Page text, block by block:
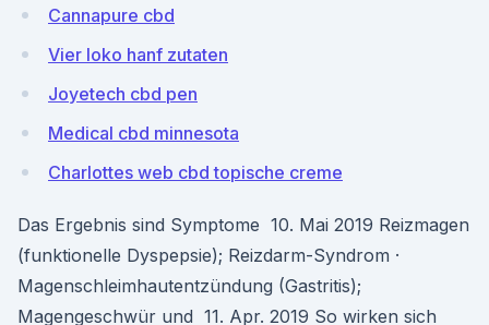
Cannapure cbd
Vier loko hanf zutaten
Joyetech cbd pen
Medical cbd minnesota
Charlottes web cbd topische creme
Das Ergebnis sind Symptome 10. Mai 2019 Reizmagen
(funktionelle Dyspepsie); Reizdarm-Syndrom ·
Magenschleimhautentzündung (Gastritis);
Magengeschwür und 11. Apr. 2019 So wirken sich